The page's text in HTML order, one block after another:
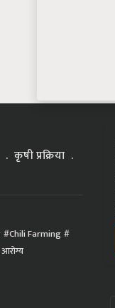
कृषी प्रक्रिया
Chili Farming